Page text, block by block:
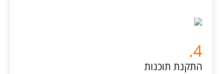
4.
התקנת תוכנות